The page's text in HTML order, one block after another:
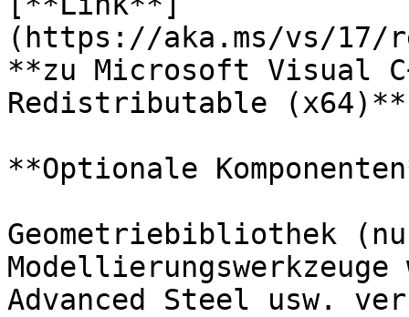
(https://aka.ms/vs/17/
**zu Microsoft Visual
Redistributable (x64)**
**Optionale
Geometriebibliothek
Advanced Steel usw.